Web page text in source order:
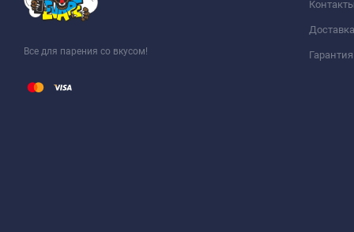
Все для парения со вкусом! Гарантия